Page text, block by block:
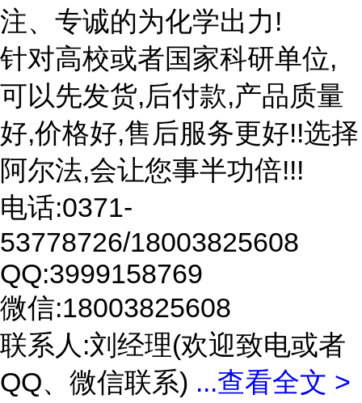
注、专诚的为化学出力!
针对高校或者国家科研单位,
可以先发货,后付款,产品质量
好,价格好,售后服务更好!!选择
阿尔法,会让您事半功倍!!!
电话:0371-
53778726/18003825608
QQ:3999158769
微信:18003825608
联系人:刘经理(欢迎致电或者
QQ、微信联系) ...查看全文 >